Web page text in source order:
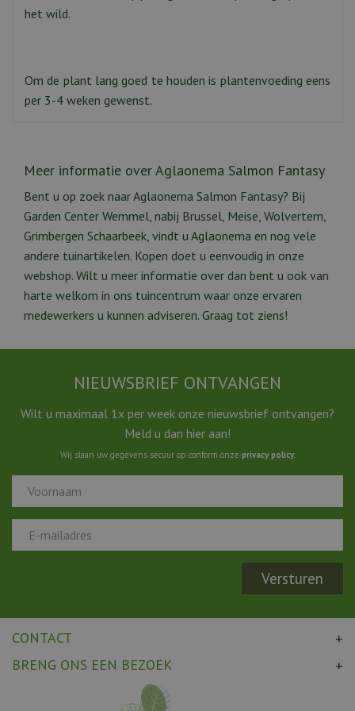
het wild.
Om de plant lang goed te houden is plantenvoeding eens
per 3-4 weken gewenst.
Meer informatie over Aglaonema Salmon Fantasy
Bent u op zoek naar Aglaonema Salmon Fantasy? Bij
Garden Center Wemmel, nabij Brussel, Meise, Wolvertem,
Grimbergen Schaarbeek, vindt u Aglaonema en nog vele
andere tuinartikelen. Kopen doet u eenvoudig in onze
webshop. Wilt u meer informatie over dan bent u ook van
harte welkom in ons tuincentrum waar onze ervaren
medewerkers u kunnen adviseren. Graag tot ziens!
NIEUWSBRIEF ONTVANGEN
Wilt u maximaal 1x per week onze nieuwsbrief ontvangen?
Meld u dan hier aan!
Wij slaan uw gegevens secuur op conform onze privacy policy.
CONTACT
BRENG ONS EEN BEZOEK